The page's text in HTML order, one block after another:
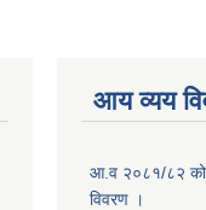
आय व्यय
आ.व २०८१/८२ को
विवरण ।